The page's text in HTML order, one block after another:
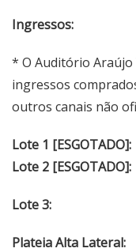
Ingressos:
* O Auditório
ingressos
outros canais não
Lote 1 [ESGOTADO]:
Lote 2 [ESGOTADO]:
Lote 3:
Plateia Alta Lateral: